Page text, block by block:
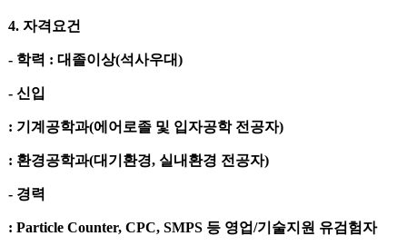
4. 자격요건
- 학력 : 대졸이상(석사우대)
- 신입
: 기계공학과(에어로졸 및 입자공학 전공자)
: 환경공학과(대기환경, 실내환경 전공자)
- 경력
: Particle Counter, CPC, SMPS 등 영업/기술지원 유검험자